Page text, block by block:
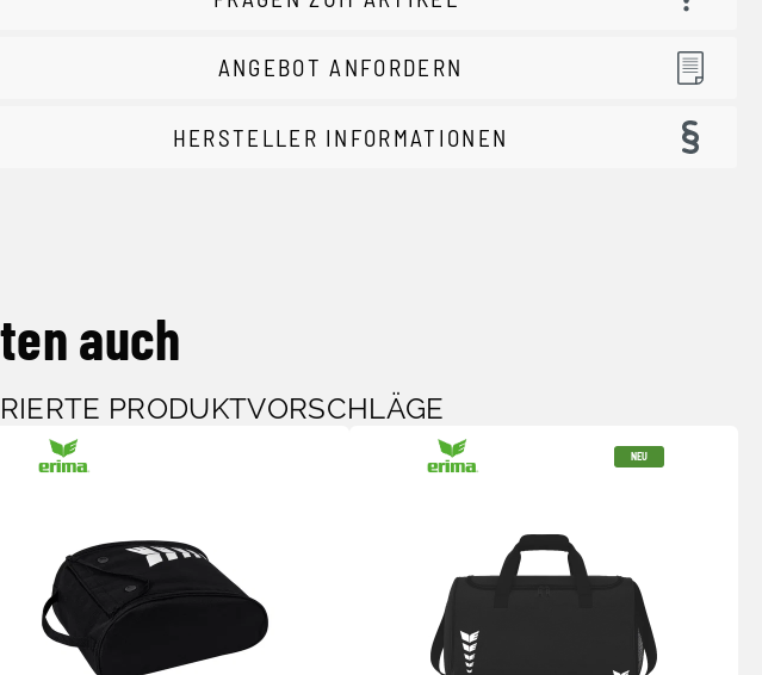
ANGEBOT ANFORDERN
HERSTELLER INFORMATIONEN
auch
PRODUKTVORSCHLÄGE
NEU